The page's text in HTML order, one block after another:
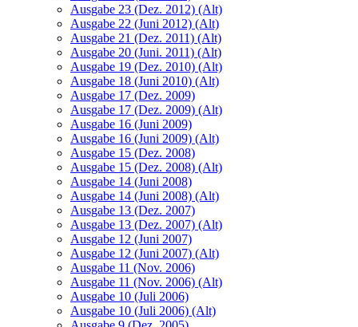
Ausgabe 23 (Dez. 2012) (Alt)
Ausgabe 22 (Juni 2012) (Alt)
Ausgabe 21 (Dez. 2011) (Alt)
Ausgabe 20 (Juni. 2011) (Alt)
Ausgabe 19 (Dez. 2010) (Alt)
Ausgabe 18 (Juni 2010) (Alt)
Ausgabe 17 (Dez. 2009)
Ausgabe 17 (Dez. 2009) (Alt)
Ausgabe 16 (Juni 2009)
Ausgabe 16 (Juni 2009) (Alt)
Ausgabe 15 (Dez. 2008)
Ausgabe 15 (Dez. 2008) (Alt)
Ausgabe 14 (Juni 2008)
Ausgabe 14 (Juni 2008) (Alt)
Ausgabe 13 (Dez. 2007)
Ausgabe 13 (Dez. 2007) (Alt)
Ausgabe 12 (Juni 2007)
Ausgabe 12 (Juni 2007) (Alt)
Ausgabe 11 (Nov. 2006)
Ausgabe 11 (Nov. 2006) (Alt)
Ausgabe 10 (Juli 2006)
Ausgabe 10 (Juli 2006) (Alt)